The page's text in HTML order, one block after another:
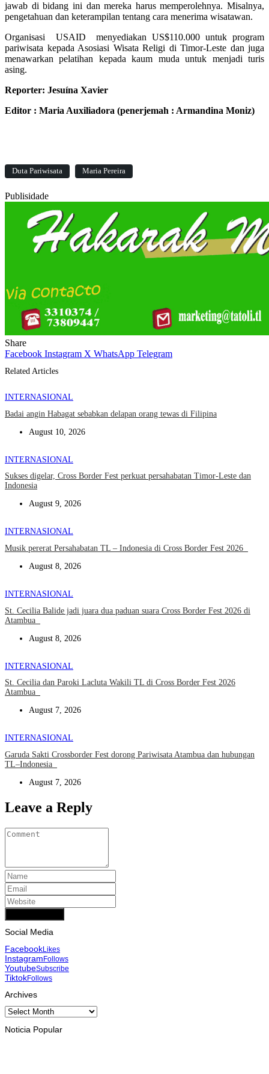
jawab di bidang ini dan mereka harus memperolehnya. Misalnya,
pengetahuan dan keterampilan tentang cara menerima wisatawan.
Organisasi USAID menyediakan US$110.000 untuk program
pariwisata kepada Asosiasi Wisata Religi di Timor-Leste dan juga
menawarkan pelatihan kepada kaum muda untuk menjadi turis
asing.
Reporter: Jesuína Xavier
Editor : Maria Auxiliadora (penerjemah : Armandina Moniz)
Duta Pariwisata Maria Pereira
Publisidade
Share
Facebook Instagram X WhatsApp Telegram
Related Articles
INTERNASIONAL
Badai angin Habagat sebabkan delapan orang tewas di Filipina
August 10, 2026
INTERNASIONAL
Sukses digelar, Cross Border Fest perkuat persahabatan Timor-Leste dan
Indonesia
August 9, 2026
INTERNASIONAL
Musik pererat Persahabatan TL – Indonesia di Cross Border Fest 2026
August 8, 2026
INTERNASIONAL
St. Cecilia Balide jadi juara dua paduan suara Cross Border Fest 2026 di
Atambua
August 8, 2026
INTERNASIONAL
St. Cecilia dan Paroki Lacluta Wakili TL di Cross Border Fest 2026
Atambua
August 7, 2026
INTERNASIONAL
Garuda Sakti Crossborder Fest dorong Pariwisata Atambua dan hubungan
TL–Indonesia
August 7, 2026
Leave a Reply
Social Media
FacebookLikes
InstagramFollows
YoutubeSubscribe
TiktokFollows
Archives
Archives
Noticia Popular